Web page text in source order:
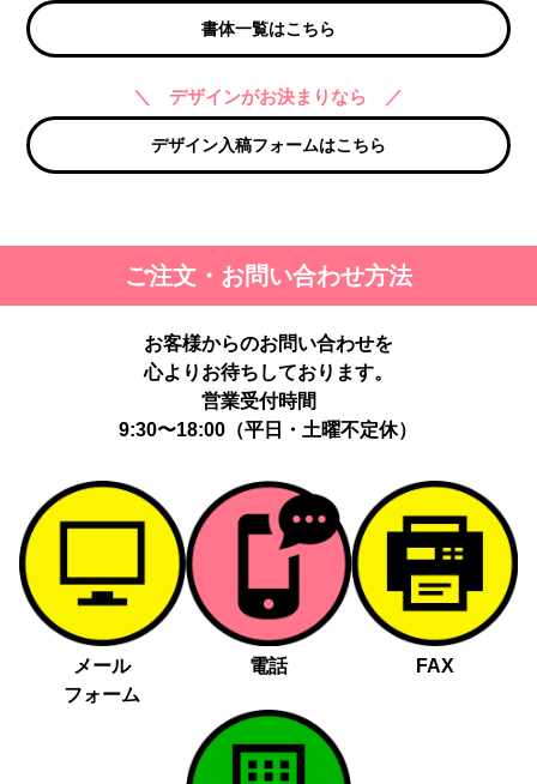
書体一覧はこちら
＼ デザインがお決まりなら ／
デザイン入稿フォームはこちら
ご注文・お問い合わせ方法
お客様からのお問い合わせを
心よりお待ちしております。
営業受付時間
9:30〜18:00（平日・土曜不定休）
メール
フォーム
電話 FAX